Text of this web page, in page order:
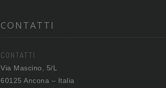
CONTATTI
CONTATTI
Via Mascino, 5/L
60125 Ancona – Italia